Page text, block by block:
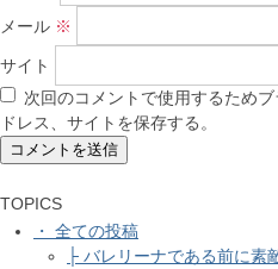
メール ※
サイト
次回のコメントで使用するため
ドレス、サイトを保存する。
TOPICS
・ 全ての投稿
├ バレリーナである前に素